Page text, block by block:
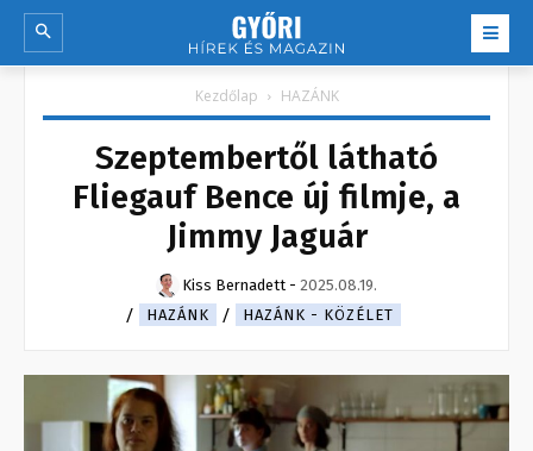
Kezdőlap HAZÁNK
Szeptembertől látható
Fliegauf Bence új filmje, a
Jimmy Jaguár
Kiss Bernadett - 2025.08.19.
HAZÁNK
HAZÁNK - KÖZÉLET